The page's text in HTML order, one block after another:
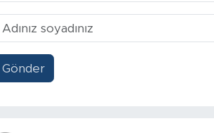
Gönder